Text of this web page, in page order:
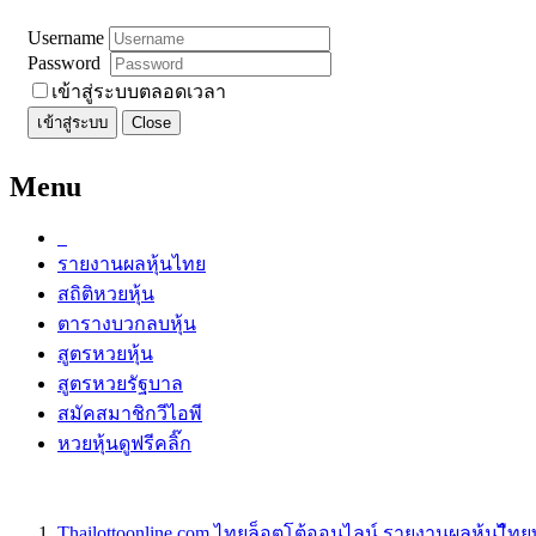
Username
Password
เข้าสู่ระบบตลอดเวลา
เข้าสู่ระบบ Close
Menu
รายงานผลหุ้นไทย
สถิติหวยหุ้น
ตารางบวกลบหุ้น
สูตรหวยหุ้น
สูตรหวยรัฐบาล
สมัคสมาชิกวีไอพี
หวยหุ้นดูฟรีคลิ๊ก